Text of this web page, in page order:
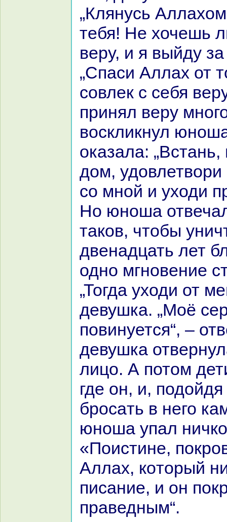
„Клянусь
тебя! Не хочешь
веру, и я выйду
„Спаси Аллах от
совлек с себя
принял веру
воскликнул
оказала:
дом,
со мной и уходи
Но юноша
такoв, чтобы
двенaдцать лет
одно мгновение
„Тогда уходи от
девушка. „Моё
повинуется“, –
девушка
лицо. А потом
где он, и,
броcaть в него
юноша упал
«Поистине,
Аллах, кoторый
пиcaние, и он
пpaведным“.